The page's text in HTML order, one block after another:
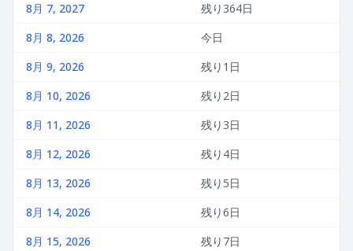
8月 7, 2027
残り364日
8月 8, 2026
今日
8月 9, 2026
残り1日
8月 10, 2026
残り2日
8月 11, 2026
残り3日
8月 12, 2026
残り4日
8月 13, 2026
残り5日
8月 14, 2026
残り6日
8月 15, 2026
残り7日